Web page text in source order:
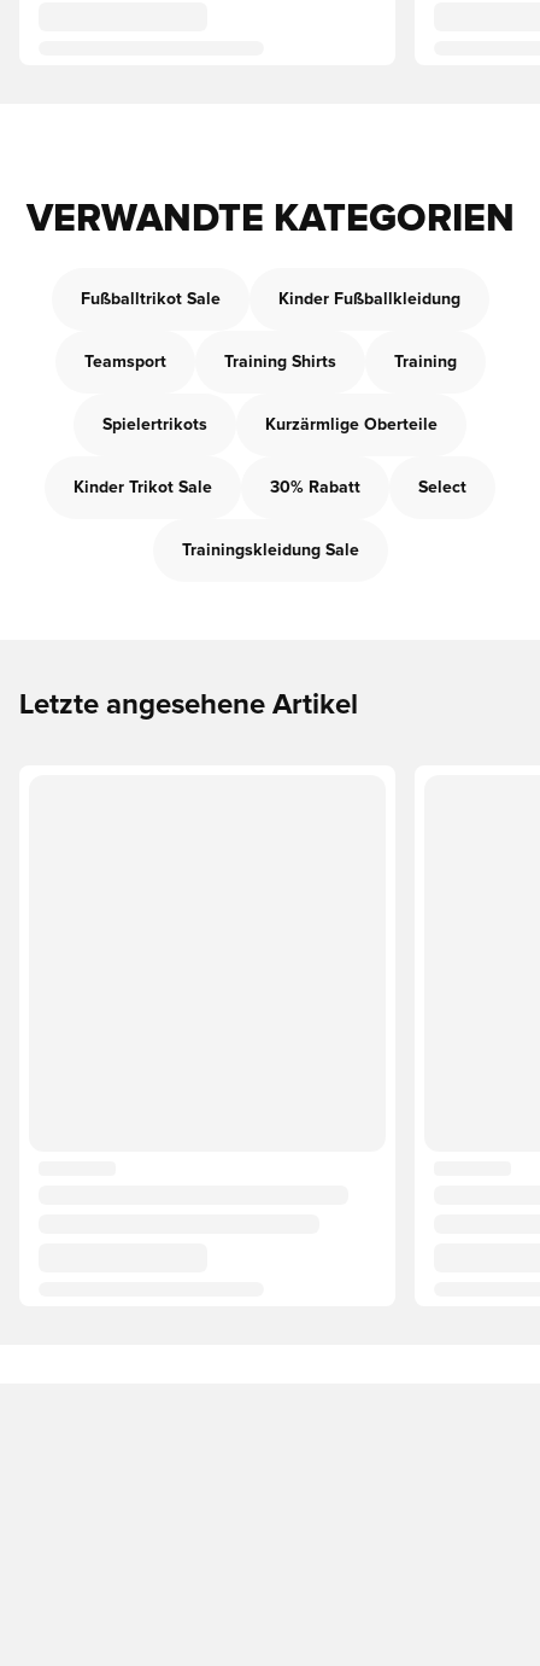
VERWANDTE KATEGORIEN
Fußballtrikot Sale Kinder Fußballkleidung
Teamsport Training Shirts Training
Spielertrikots Kurzärmlige Oberteile
Kinder Trikot Sale 30% Rabatt Select
Trainingskleidung Sale
Letzte angesehene Artikel